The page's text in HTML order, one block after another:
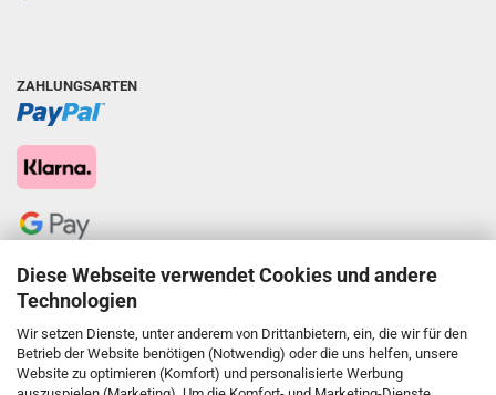
Diese Webseite verwendet Cookies und andere
Technologien
Wir setzen Dienste, unter anderem von Drittanbietern, ein, die wir für den
Betrieb der Website benötigen (Notwendig) oder die uns helfen, unsere
Website zu optimieren (Komfort) und personalisierte Werbung
ZAHLUNGSARTEN